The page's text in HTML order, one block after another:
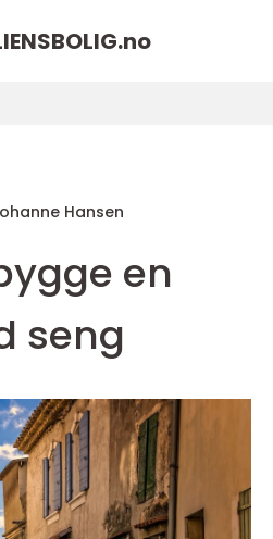
no
Hansen
en
seng